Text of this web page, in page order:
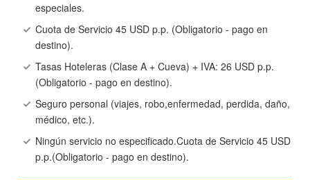
especiales.
Cuota de Servicio 45 USD p.p. (Obligatorio - pago en
destino).
Tasas Hoteleras (Clase A + Cueva) + IVA: 26 USD p.p.
(Obligatorio - pago en destino).
Seguro personal (viajes, robo,enfermedad, perdida, daño,
médico, etc.).
Ningún servicio no especificado.Cuota de Servicio 45 USD
p.p.(Obligatorio - pago en destino).